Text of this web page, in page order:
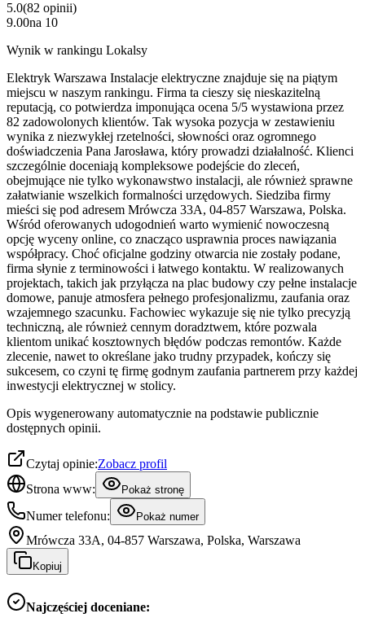
5.0(82 opinii)
9.00na 10
Wynik w rankingu Lokalsy
Elektryk Warszawa Instalacje elektryczne znajduje się na piątym
miejscu w naszym rankingu. Firma ta cieszy się nieskazitelną
reputacją, co potwierdza imponująca ocena 5/5 wystawiona przez
82 zadowolonych klientów. Tak wysoka pozycja w zestawieniu
wynika z niezwykłej rzetelności, słowności oraz ogromnego
doświadczenia Pana Jarosława, który prowadzi działalność. Klienci
szczególnie doceniają kompleksowe podejście do zleceń,
obejmujące nie tylko wykonawstwo instalacji, ale również sprawne
załatwianie wszelkich formalności urzędowych. Siedziba firmy
mieści się pod adresem Mrówcza 33A, 04-857 Warszawa, Polska.
Wśród oferowanych udogodnień warto wymienić nowoczesną
opcję wyceny online, co znacząco usprawnia proces nawiązania
współpracy. Choć oficjalne godziny otwarcia nie zostały podane,
firma słynie z terminowości i łatwego kontaktu. W realizowanych
projektach, takich jak przyłącza na plac budowy czy pełne instalacje
domowe, panuje atmosfera pełnego profesjonalizmu, zaufania oraz
wzajemnego szacunku. Fachowiec wykazuje się nie tylko precyzją
techniczną, ale również cennym doradztwem, które pozwala
klientom unikać kosztownych błędów podczas remontów. Każde
zlecenie, nawet to określane jako trudny przypadek, kończy się
sukcesem, co czyni tę firmę godnym zaufania partnerem przy każdej
inwestycji elektrycznej w stolicy.
Opis wygenerowany automatycznie na podstawie publicznie
dostępnych opinii.
Czytaj opinie:Zobacz profil
Strona www:
Pokaż stronę
Numer telefonu: Pokaż numer
Mrówcza 33A, 04-857 Warszawa, Polska, Warszawa
Kopiuj
Najczęściej doceniane: